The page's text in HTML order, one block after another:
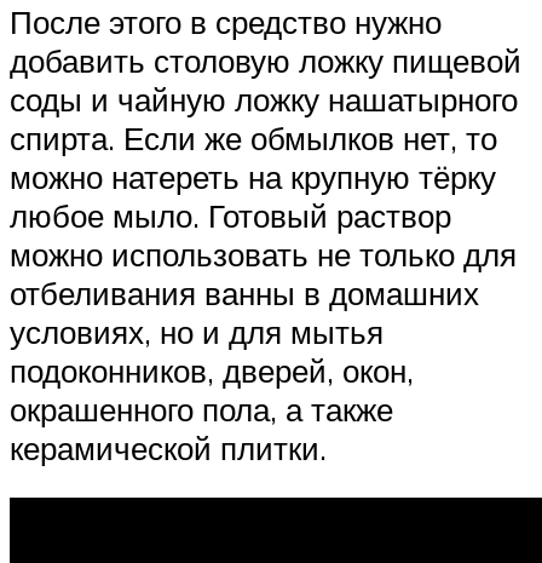
После этого в средство нужно
добавить столовую ложку пищевой
соды и чайную ложку нашатырного
спирта. Если же обмылков нет, то
можно натереть на крупную тёрку
любое мыло. Готовый раствор
можно использовать не только для
отбеливания ванны в домашних
условиях, но и для мытья
подоконников, дверей, окон,
окрашенного пола, а также
керамической плитки.